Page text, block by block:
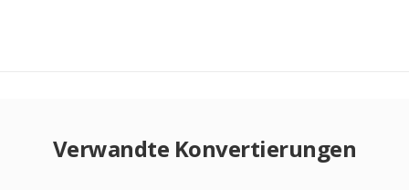
Verwandte Konvertierungen